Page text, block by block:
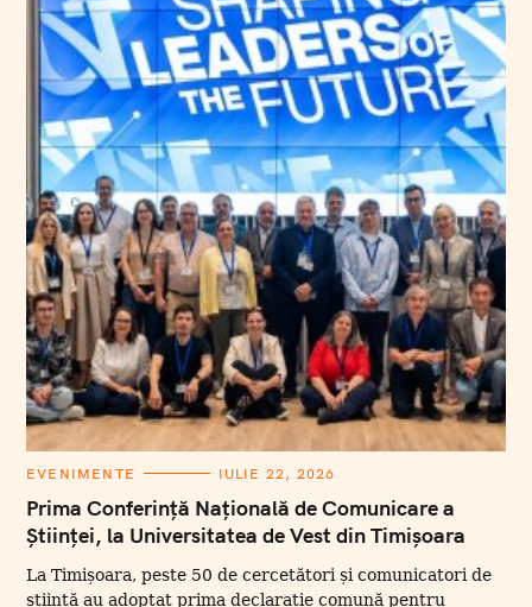
C
T
E
G
O
R
I
I
EVENIMENTE IULIE 22, 2026
Prima Conferință Națională de Comunicare a
Științei, la Universitatea de Vest din Timișoara
La Timișoara, peste 50 de cercetători și comunicatori de
știință au adoptat prima declarație comună pentru